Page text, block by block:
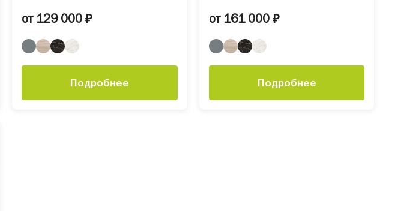
от 129 000 ₽
Подробнее
от 161 000 ₽
Подробнее